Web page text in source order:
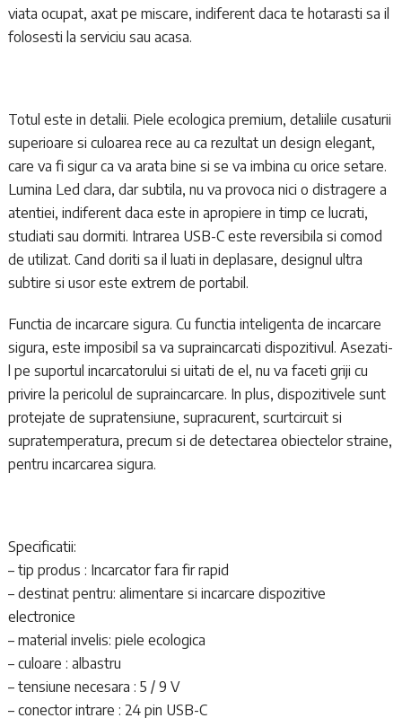
viata ocupat, axat pe miscare, indiferent daca te hotarasti sa il
folosesti la serviciu sau acasa.
Totul este in detalii. Piele ecologica premium, detaliile cusaturii
superioare si culoarea rece au ca rezultat un design elegant,
care va fi sigur ca va arata bine si se va imbina cu orice setare.
Lumina Led clara, dar subtila, nu va provoca nici o distragere a
atentiei, indiferent daca este in apropiere in timp ce lucrati,
studiati sau dormiti. Intrarea USB-C este reversibila si comod
de utilizat. Cand doriti sa il luati in deplasare, designul ultra
subtire si usor este extrem de portabil.
Functia de incarcare sigura. Cu functia inteligenta de incarcare
sigura, este imposibil sa va supraincarcati dispozitivul. Asezati-
l pe suportul incarcatorului si uitati de el, nu va faceti griji cu
privire la pericolul de supraincarcare. In plus, dispozitivele sunt
protejate de supratensiune, supracurent, scurtcircuit si
supratemperatura, precum si de detectarea obiectelor straine,
pentru incarcarea sigura.
Specificatii:
– tip produs : Incarcator fara fir rapid
– destinat pentru: alimentare si incarcare dispozitive
electronice
– material invelis: piele ecologica
– culoare : albastru
– tensiune necesara : 5 / 9 V
– conector intrare : 24 pin USB-C